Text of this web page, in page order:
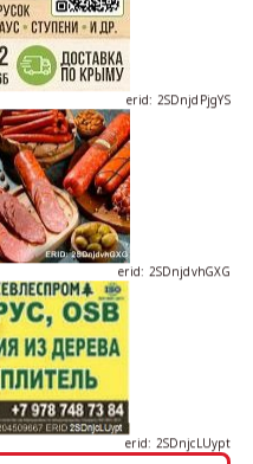
erid: 2SDnjdvhGXG